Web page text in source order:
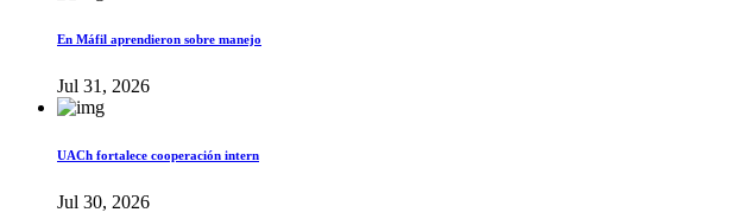
En Máfil aprendieron sobre manejo
Jul 31, 2026
UACh fortalece cooperación intern
Jul 30, 2026